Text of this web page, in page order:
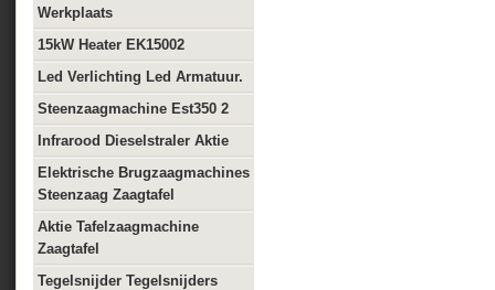
Werkplaats
15kW Heater EK15002
Led Verlichting Led Armatuur.
Steenzaagmachine Est350 2
Infrarood Dieselstraler Aktie
Elektrische Brugzaagmachines
Steenzaag Zaagtafel
Aktie Tafelzaagmachine
Zaagtafel
Tegelsnijder Tegelsnijders